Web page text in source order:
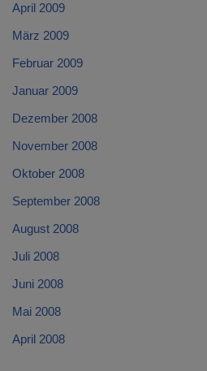
April 2009
März 2009
Februar 2009
Januar 2009
Dezember 2008
November 2008
Oktober 2008
September 2008
August 2008
Juli 2008
Juni 2008
Mai 2008
April 2008